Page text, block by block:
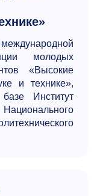
международной
молодых
«Высокие
и технике»,
Институт